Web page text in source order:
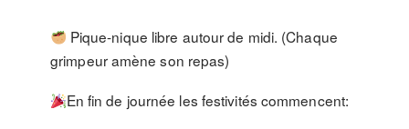
Pique-nique libre autour de midi. (Chaque
grimpeur amène son repas)
En fin de journée les festivités commencent: